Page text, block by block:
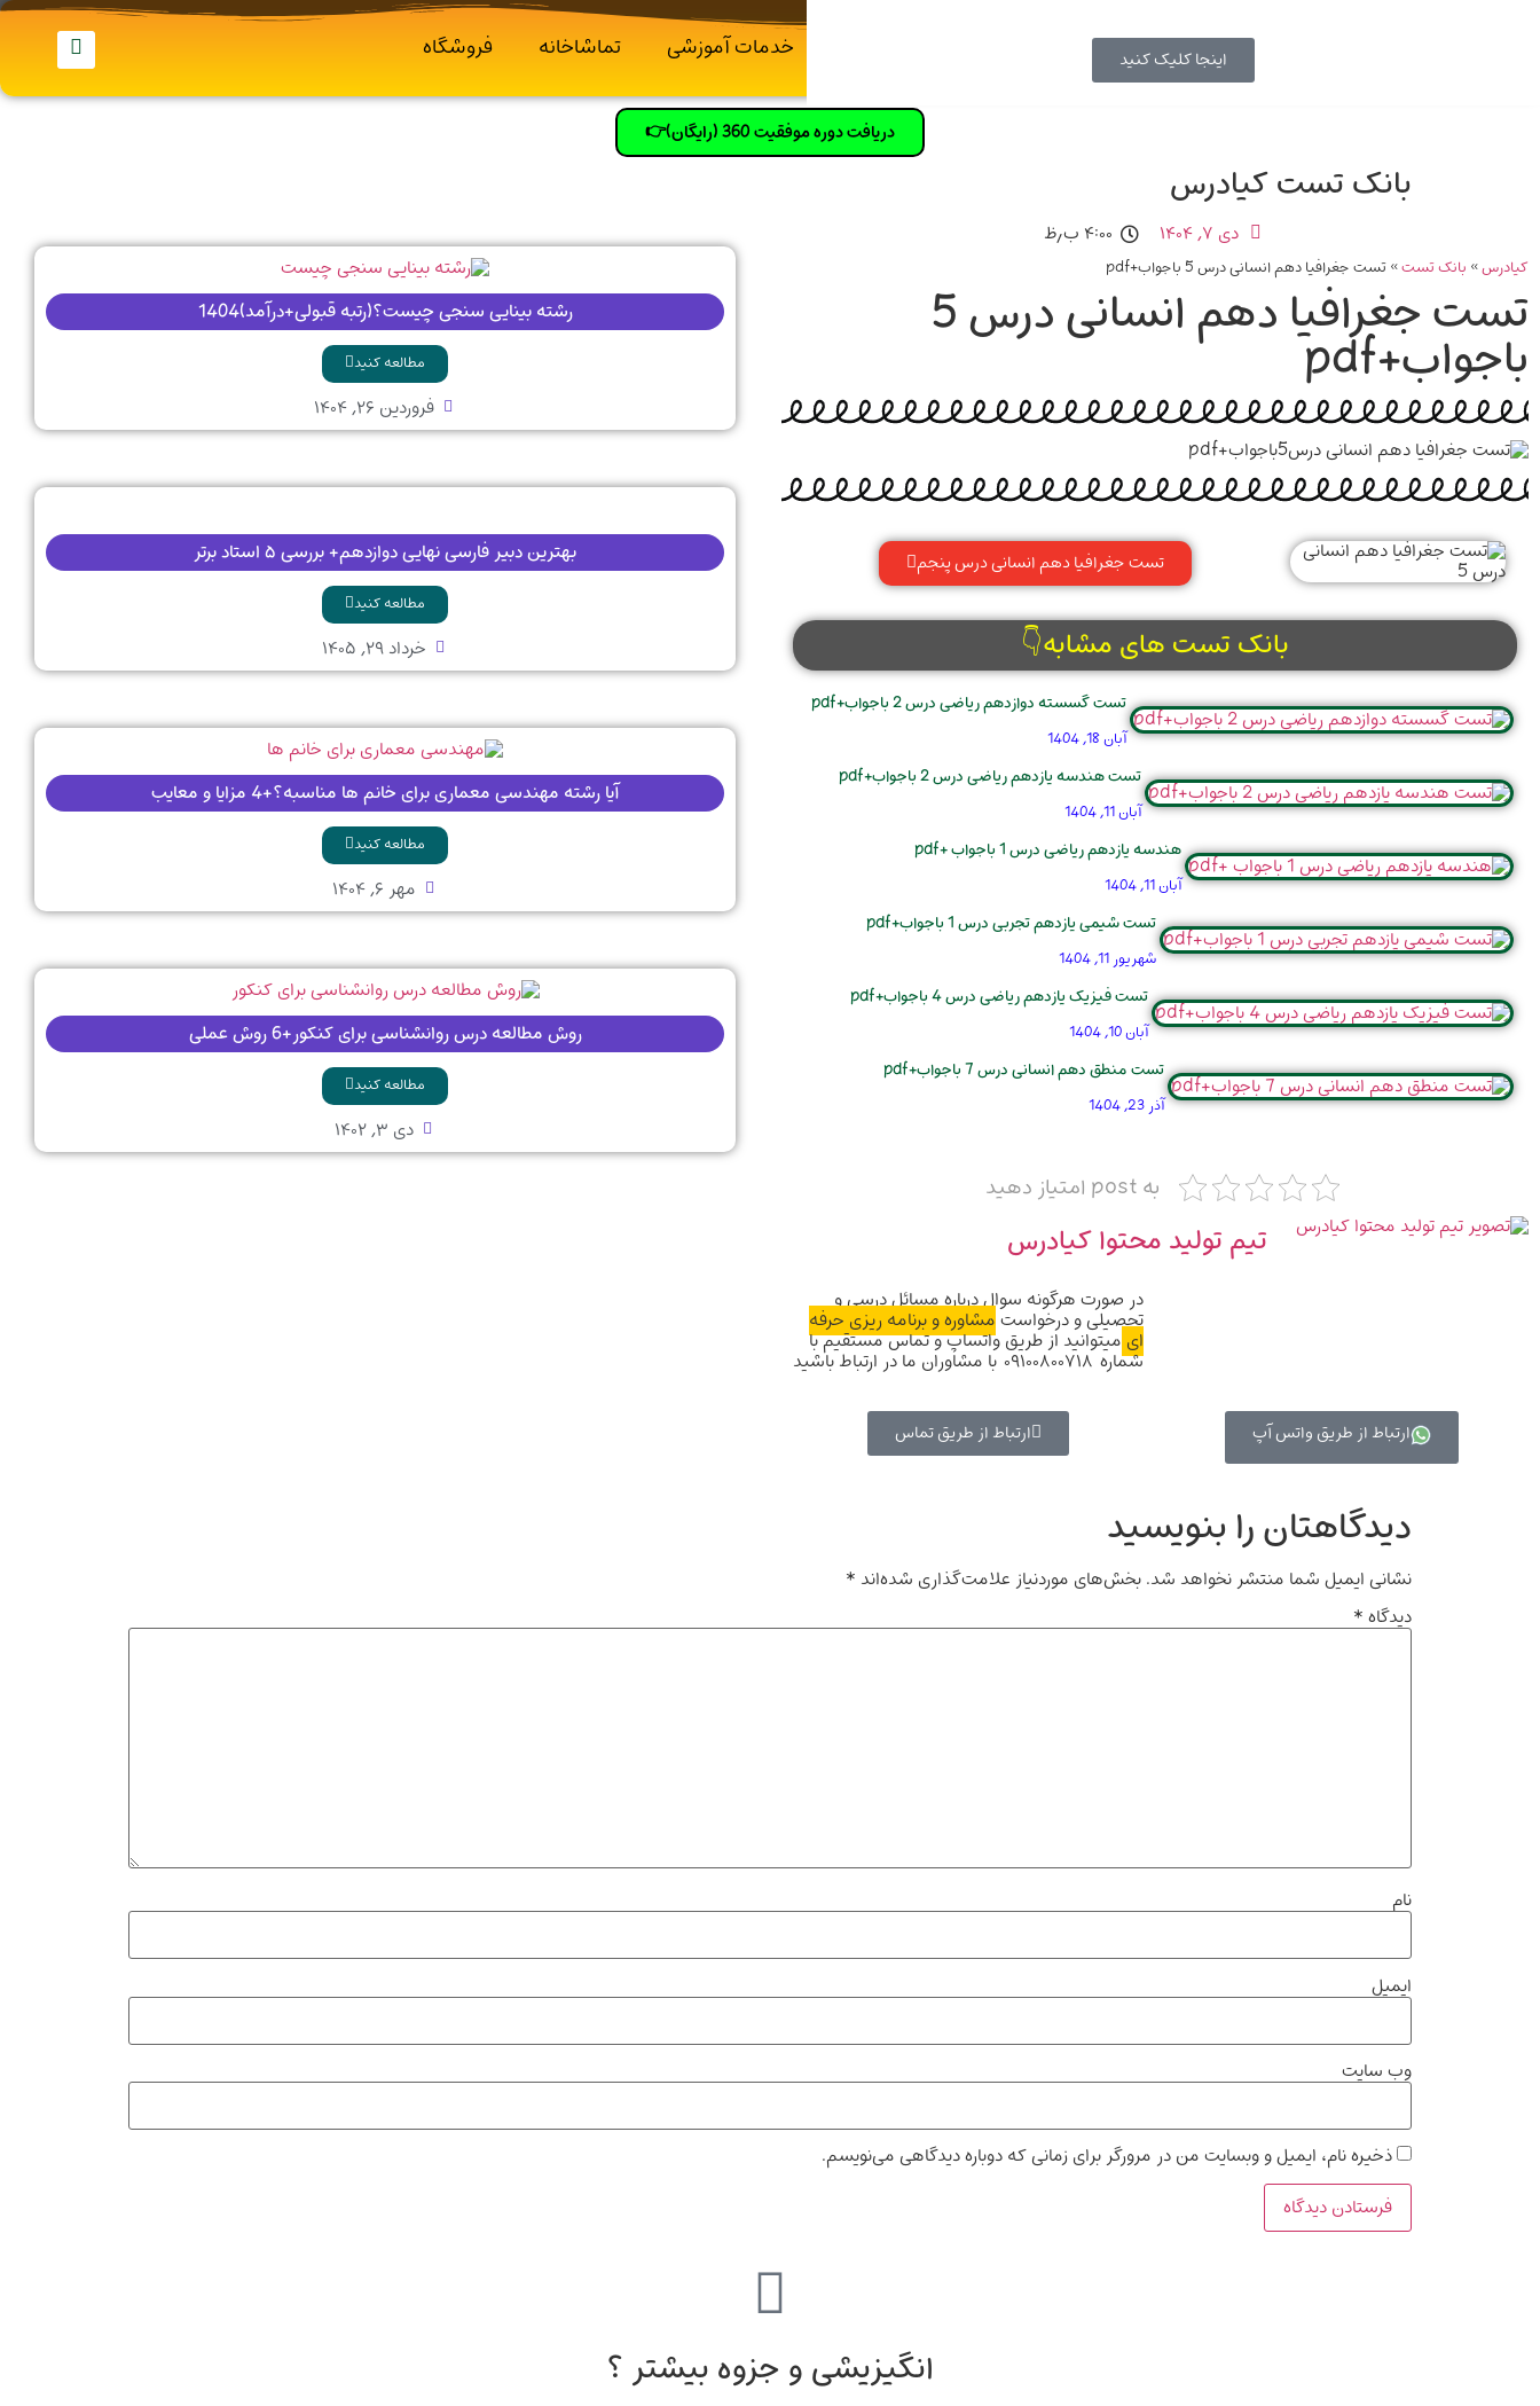
کیادرس خدمات آموزشی تماشاخانه فروشگاه
دریافت دوره موفقیت 360 (رایگان)👉
بانک تست کیادرس
دی ۷, ۱۴۰۴ ۴:۰۰ ب٫ظ
کیادرس» بانک تست»تست جغرافیا دهم انسانی درس 5 باجواب+pdf
تست جغرافیا دهم انسانی درس 5
باجواب+pdf
تست جغرافیا دهم انسانی درس پنجم
بانک تست های مشابه👇
تست گسسته دوازدهم ریاضی درس 2 باجواب+pdf
آبان 18, 1404
تست هندسه یازدهم ریاضی درس 2 باجواب+pdf
آبان 11, 1404
هندسه یازدهم ریاضی درس 1 باجواب +pdf
آبان 11, 1404
تست شیمی یازدهم تجربی درس 1 باجواب+pdf
شهریور 11, 1404
تست فیزیک یازدهم ریاضی درس 4 باجواب+pdf
آبان 10, 1404
تست منطق دهم انسانی درس 7 باجواب+pdf
آذر 23, 1404
به post امتیاز دهید
تیم تولید محتوا کیادرس
در صورت هرگونه سوال درباره مسائل درسی و
تحصیلی و درخواستمشاوره و برنامه ریزی حرفه
ای میتوانید از طریق واتساپ و تماس مستقیم با
شماره ۰۹۱۰۰۸۰۰۷۱۸ با مشاوران ما در ارتباط باشید
ارتباط از طریق واتس آپ ارتباط از طریق تماس
رشته بینایی سنجی چیست؟(رتبه قبولی+درآمد)1404
مطالعه کنید
فروردین ۲۶, ۱۴۰۴
بهترین دبیر فارسی نهایی دوازدهم+ بررسی ۵ استاد برتر
مطالعه کنید
خرداد ۲۹, ۱۴۰۵
آیا رشته مهندسی معماری برای خانم ها مناسبه؟+4 مزایا و معایب
مطالعه کنید
مهر ۶, ۱۴۰۴
روش مطالعه درس روانشناسی برای کنکور+6 روش عملی
مطالعه کنید
دی ۳, ۱۴۰۲
دیدگاهتان را بنویسید
نشانی ایمیل شما منتشر نخواهد شد.بخش‌های موردنیاز علامت‌گذاری شده‌اند *
دیدگاه*
نام
ایمیل
وب‌ سایت
ذخیره نام، ایمیل و وبسایت من در مرورگر برای زمانی که دوباره دیدگاهی می‌نویسم.
انگیزیشی و جزوه بیشتر ؟
اینجا کلیک کنید